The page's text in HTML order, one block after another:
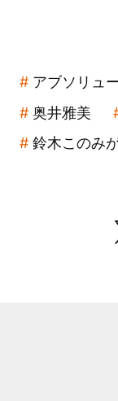
アブソリュ
奥井雅美
鈴木このみ